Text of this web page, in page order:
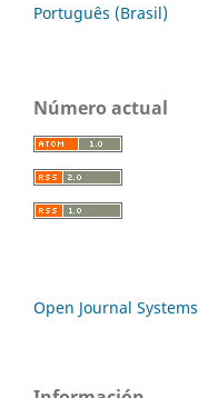
Português (Brasil)
Número actual
Open Journal Systems